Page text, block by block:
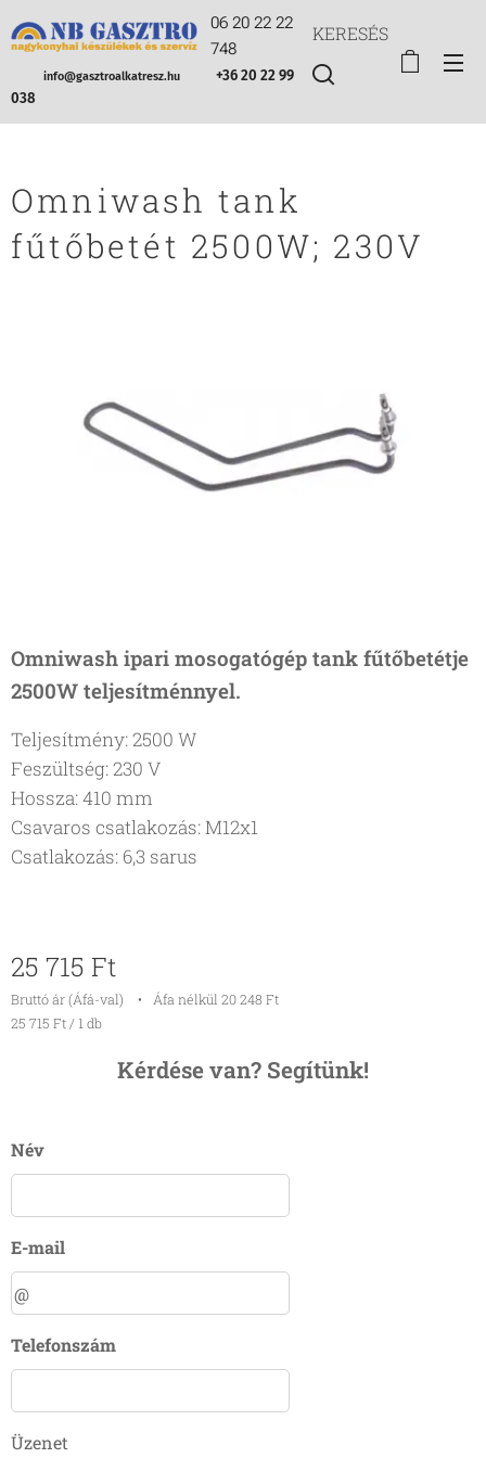
06 20 22 22
748
info@gasztroalkatresz.hu
+36 20 22 99
038
KERESÉS
Omniwash tank
fűtőbetét 2500W; 230V
Omniwash ipari mosogatógép tank fűtőbetétje
2500W teljesítménnyel.
Teljesítmény: 2500 W
Feszültség: 230 V
Hossza: 410 mm
Csavaros csatlakozás: M12x1
Csatlakozás: 6,3 sarus
25 715 Ft
Bruttó ár (Áfá-val)
Áfa nélkül 20 248 Ft
25 715 Ft / 1 db
Kérdése van? Segítünk!
Név
E-mail
Telefonszám
Üzenet